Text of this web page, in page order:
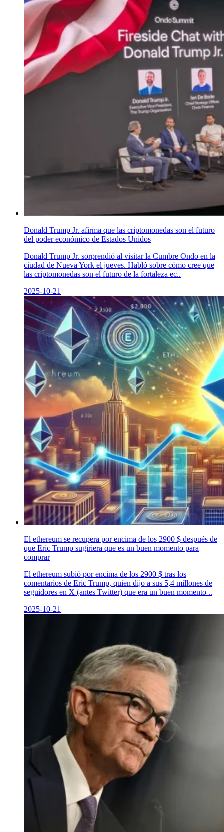
Donald Trump Jr. afirma que las criptomonedas son el futuro
del poder económico de Estados Unidos
Donald Trump Jr. sorprendió al visitar la Cumbre Ondo en la
ciudad de Nueva York el jueves. Habló sobre cómo cree que
las criptomonedas son el futuro de la fortaleza ec..
2025-10-21
El ethereum se recupera por encima de los 2900 $ después de
que Eric Trump sugiriera que es un buen momento para
comprar
El ethereum subió por encima de los 2900 $ tras los
comentarios de Eric Trump, quien dijo a sus 5,4 millones de
seguidores en X (antes Twitter) que era un buen momento ..
2025-10-21